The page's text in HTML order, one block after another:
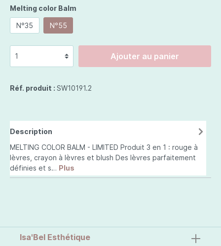
Melting color Balm
N°35 N°55
Ajouter au panier
Réf. produit : SW10191.2
Description
MELTING COLOR BALM - LIMITED Produit 3 en 1 : rouge à
lèvres, crayon à lèvres et blush Des lèvres parfaitement
définies et s… Plus
Isa'Bel Esthétique